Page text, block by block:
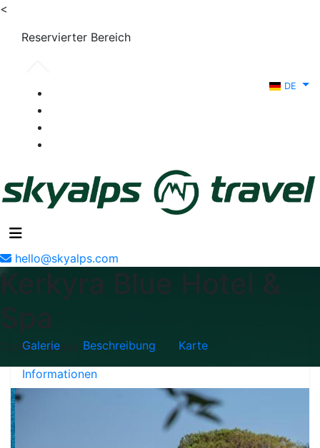
<
Reservierter Bereich
DE
hello@skyalps.com
Kerkyra Blue Hotel &
Spa
Corfù - Grecia
Galerie Beschreibung
Karte
Informationen